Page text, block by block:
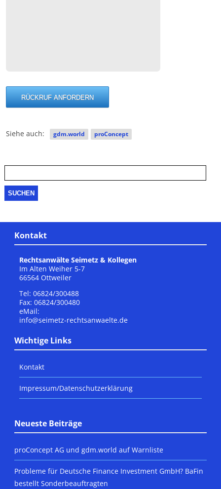
Siehe auch: gdm.world proConcept
nach:
Kontakt
Rechtsanwälte Seimetz & Kollegen
Im Alten Weiher 5-7
66564 Ottweiler
Tel: 06824/300488
Fax: 06824/300480
eMail:
info@seimetz-rechtsanwaelte.de
Wichtige Links
Kontakt
Impressum/Datenschutzerklärung
Neueste Beiträge
proConcept AG und gdm.world auf Warnliste
Probleme für Deutsche Finance Investment GmbH? BaFin
bestellt Sonderbeauftragten